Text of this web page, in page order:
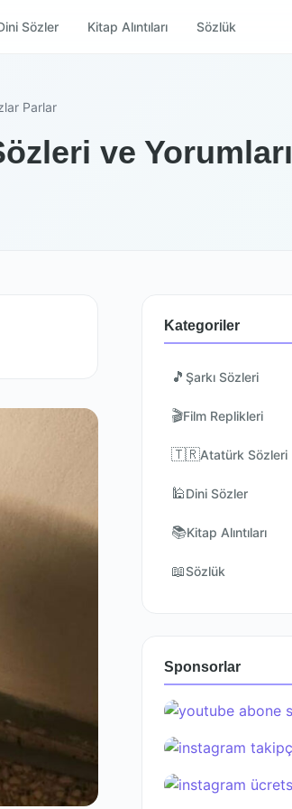
Sözler Kitap Alıntıları Sözlük
Parlar
ve Yorumları
Kategoriler
🎵 Şarkı Sözleri
🎬Film Replikleri
🇹🇷Atatürk Sözleri
🕌Dini Sözler
📚Kitap Alıntıları
📖Sözlük
Sponsorlar